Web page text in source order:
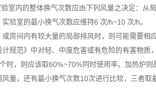
室内的整体换气次数应由下列风量之决定：从
验室的最小换气次数应维持6 次/h~10 次/h。
房间内有较大量的局部排风时，则可能需要相
规范》中对轻、中度危害或有危险的有害物质
时，则应该取60%~70%同时使用率。加热炉则
量，还有最小换气次数10次进行比较，三者取